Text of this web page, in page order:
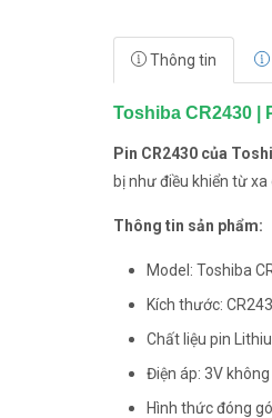
Thông tin
Toshiba CR2430 |
Pin CR2430 của
bị như điều khiển từ
Thông tin sản phẩm:
Model: Toshiba
Kích thước:
Chất liệu pin
Điện áp: 3V không
Hình thức đóng